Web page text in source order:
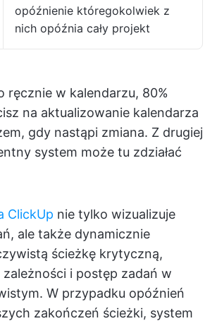
opóźnienie któregokolwiek z
nich opóźnia cały projekt
ręcznie w kalendarzu, 80%
na aktualizowanie kalendarza
gdy nastąpi zmiana. Z drugiej
system może tu zdziałać
ClickUp nie tylko wizualizuje
ale także dynamicznie
ścieżkę krytyczną,
i postęp zadań w
W przypadku opóźnień
zakończeń ścieżki, system